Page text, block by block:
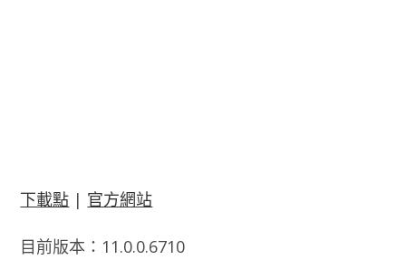
下載點 | 官方網站
目前版本：11.0.0.6710